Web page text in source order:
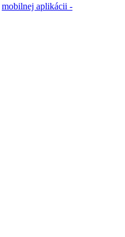
mobilnej aplikácii -